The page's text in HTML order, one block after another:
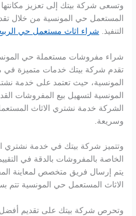
وتسعى شركة بيتك إلى تعزيز
المستعمل حي المونسية من خلال
التنفيذ. شراء اثاث مستعمل حي
شراء مفروشات مستعملة حي
تقدم شركة بيتك خدمات متميزة
المونسية، حيث تعتمد على خدمة
المونسية لتسهيل بيع المفروشات
الشركة خدمة نشتري الاثاث
وسريعة.
وتتميز شركة بيتك في خدمة نشتري
الخاصة بالمفروشات بالدقة في
يتم إرسال فريق متخصص لمعاينة
الاثاث المستعمل حي المونسية تتم
وتحرص شركة بيتك على تقديم